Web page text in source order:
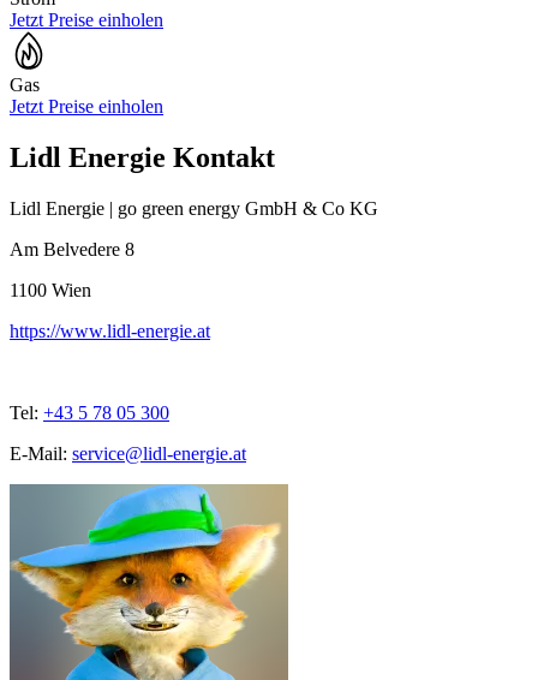
Jetzt Preise einholen
Gas
Jetzt Preise einholen
Lidl Energie Kontakt
Lidl Energie | go green energy GmbH & Co KG
Am Belvedere 8
1100 Wien
https://www.lidl-energie.at
Tel: +43 5 78 05 300
E-Mail: service@lidl-energie.at